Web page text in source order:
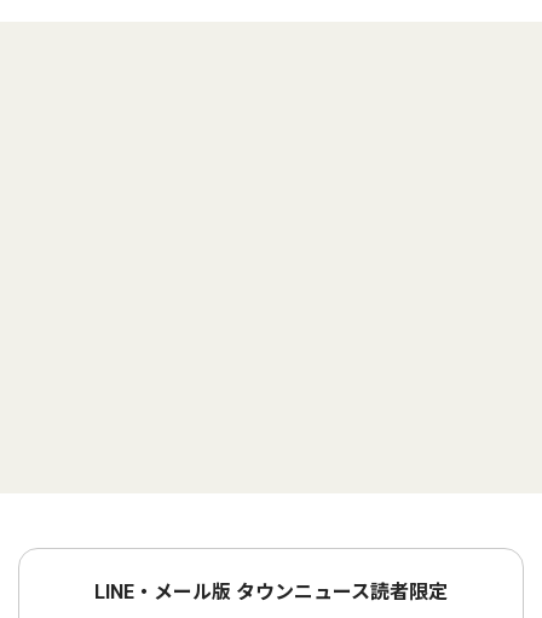
LINE・メール版 タウンニュース読者限定